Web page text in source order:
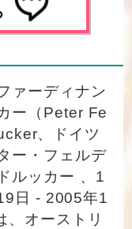
ァーディナン
ー（Peter Fe
、ドイツ
ー・フェルデ
ルッカー 、1
日 - 2005年1
、オーストリ